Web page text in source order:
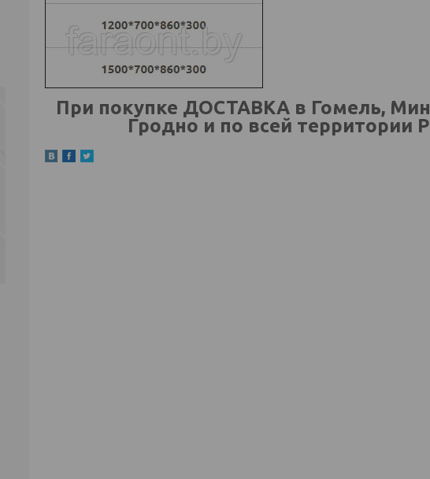
При покупке ДОСТАВКА в Гомель,
Гродно и по всей территории